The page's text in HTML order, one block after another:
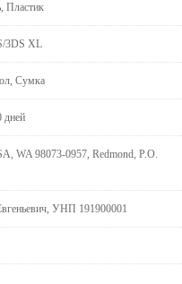
Пластик
3DS XL
Сумка
дней
WA 98073-0957, Redmond, P.O.
УНП 191900001